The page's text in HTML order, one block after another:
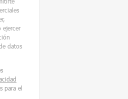
ejercer
datos
para el